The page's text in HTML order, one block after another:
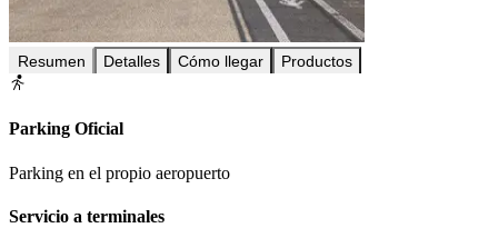
Resumen Detalles Cómo llegar Productos
Parking Oficial
Parking en el propio aeropuerto
Servicio a terminales